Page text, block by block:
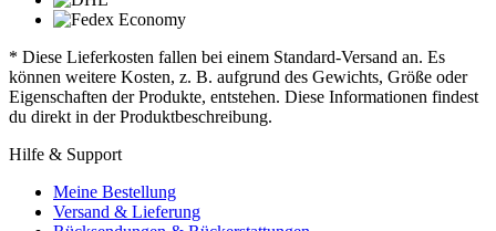
* Diese Lieferkosten fallen bei einem Standard-Versand an. Es
können weitere Kosten, z. B. aufgrund des Gewichts, Größe oder
Eigenschaften der Produkte, entstehen. Diese Informationen findest
du direkt in der Produktbeschreibung.
Hilfe & Support
Meine Bestellung
Versand & Lieferung